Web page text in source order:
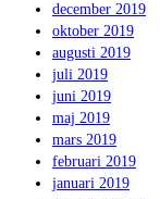
december 2019
oktober 2019
augusti 2019
juli 2019
juni 2019
maj 2019
mars 2019
februari 2019
januari 2019